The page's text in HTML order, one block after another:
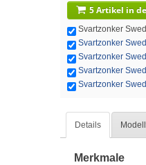
5 Artikel in
Svartzonker
Svartzonker
Svartzonker
Svartzonker
Svartzonker
Details
Merkmale